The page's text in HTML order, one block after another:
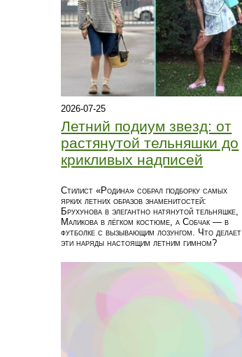
2026-07-25
Летний подиум звезд: от
растянутой тельняшки до
крикливых надписей
Стилист «Родина» собрал подборку самых
ярких летних образов знаменитостей:
Брухунова в элегантно натянутой тельняшке,
Маликова в лёгком костюме, а Собчак — в
футболке с вызывающим лозунгом. Что делает
эти наряды настоящим летним гимном?